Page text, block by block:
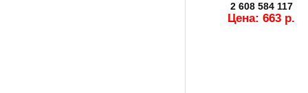
2 608 584 117
Цена: 663 р.